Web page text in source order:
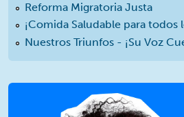
Reforma Migratoria Justa
¡Comida Saludable para todos
Nuestros Triunfos - ¡Su Voz